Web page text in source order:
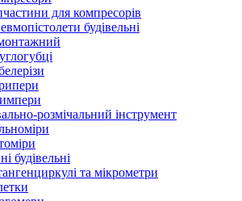
для компресорів
будівельні
розмічальний інструмент
будівельні
та мікрометри